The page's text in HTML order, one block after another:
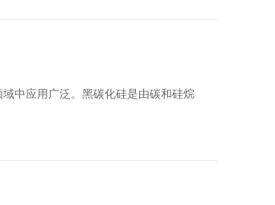
中应用广泛。黑碳化硅是由碳和硅烷